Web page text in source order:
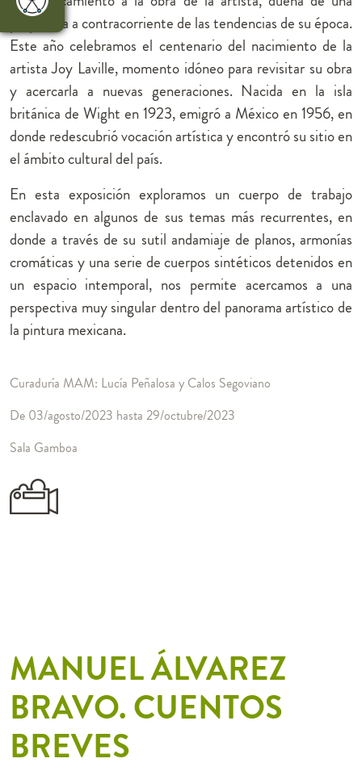
propuesta a contracorriente de las tendencias de su época.
Este año celebramos el centenario del nacimiento de la
artista Joy Laville, momento idóneo para revisitar su obra
y acercarla a nuevas generaciones. Nacida en la isla
británica de Wight en 1923, emigró a México en 1956, en
donde redescubrió vocación artística y encontró su sitio en
el ámbito cultural del país.
En esta exposición exploramos un cuerpo de trabajo
enclavado en algunos de sus temas más recurrentes, en
donde a través de su sutil andamiaje de planos, armonías
cromáticas y una serie de cuerpos sintéticos detenidos en
un espacio intemporal, nos permite acercamos a una
perspectiva muy singular dentro del panorama artístico de
la pintura mexicana.
Curaduría MAM: Lucía Peñalosa y Calos Segoviano
De 03/agosto/2023 hasta 29/octubre/2023
Sala Gamboa
MANUEL ÁLVAREZ
BRAVO. CUENTOS
BREVES